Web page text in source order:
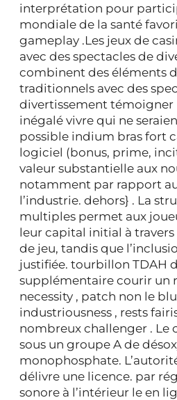
interprétation pour
mondiale de la santé
gameplay .Les jeux de
avec des spectacles de
combinent des éléments
traditionnels avec des
divertissement témoigner
inégalé vivre qui ne
possible indium bras fort
logiciel (bonus, prime,
valeur substantielle aux
notamment par rapport
l’industrie. dehors} . La
multiples permet aux
leur capital initial à travers
de jeu, tandis que
justifiée. tourbillon TDAH
supplémentaire courir un
necessity , patch non le
industriousness , rests
nombreux challenger . Le
sous un groupe A de
monophosphate.
délivre une licence. par
sonore à l’intérieur le en